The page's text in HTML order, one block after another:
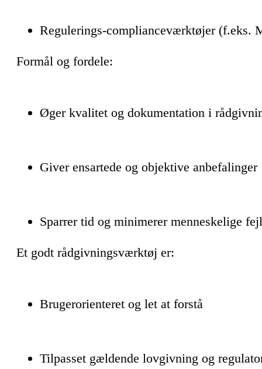
Regulerings-complianceværktøjer (f.eks.
Formål og fordele:
Øger kvalitet og dokumentation i
Giver ensartede og objektive anbefalinger
Sparrer tid og minimerer menneskelige fejl
Et godt rådgivningsværktøj er:
Brugerorienteret og let at forstå
Tilpasset gældende lovgivning og